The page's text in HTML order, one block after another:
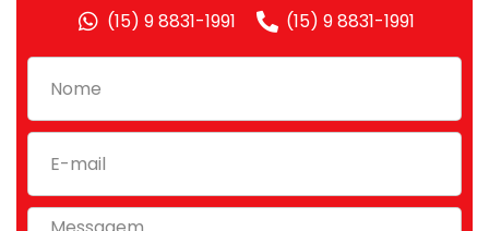
(15) 9 8831-1991 (15) 9 8831-1991